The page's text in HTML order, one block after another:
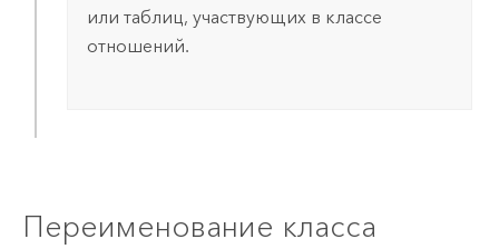
или таблиц, участвующих в классе
отношений.
Переименование класса